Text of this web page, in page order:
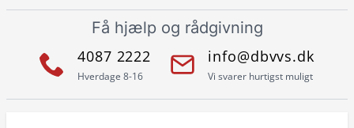
Få hjælp og rådgivning
4087 2222
Hverdage 8-16
info@dbvvs.dk
Vi svarer hurtigst muligt